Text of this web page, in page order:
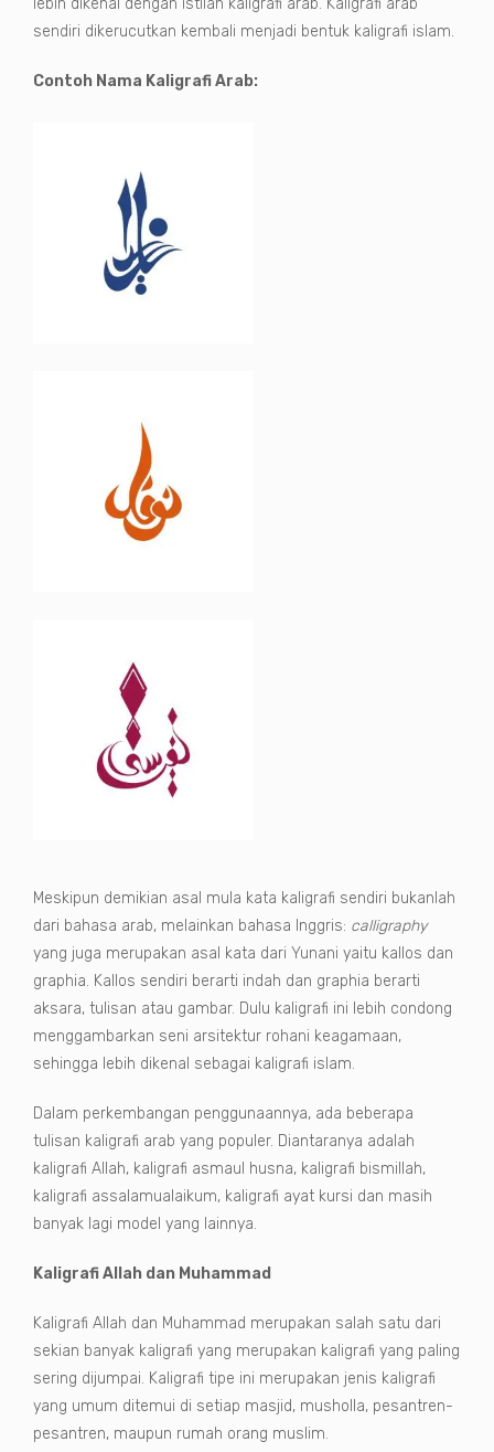
lebih dikenal dengan istilah kaligrafi arab. Kaligrafi arab
sendiri dikerucutkan kembali menjadi bentuk kaligrafi islam.
Contoh Nama Kaligrafi Arab:
Meskipun demikian asal mula kata kaligrafi sendiri bukanlah
dari bahasa arab, melainkan bahasa Inggris: calligraphy
yang juga merupakan asal kata dari Yunani yaitu kallos dan
graphia. Kallos sendiri berarti indah dan graphia berarti
aksara, tulisan atau gambar. Dulu kaligrafi ini lebih condong
menggambarkan seni arsitektur rohani keagamaan,
sehingga lebih dikenal sebagai kaligrafi islam.
Dalam perkembangan penggunaannya, ada beberapa
tulisan kaligrafi arab yang populer. Diantaranya adalah
kaligrafi Allah, kaligrafi asmaul husna, kaligrafi bismillah,
kaligrafi assalamualaikum, kaligrafi ayat kursi dan masih
banyak lagi model yang lainnya.
Kaligrafi Allah dan Muhammad
Kaligrafi Allah dan Muhammad merupakan salah satu dari
sekian banyak kaligrafi yang merupakan kaligrafi yang paling
sering dijumpai. Kaligrafi tipe ini merupakan jenis kaligrafi
yang umum ditemui di setiap masjid, musholla, pesantren-
pesantren, maupun rumah orang muslim.